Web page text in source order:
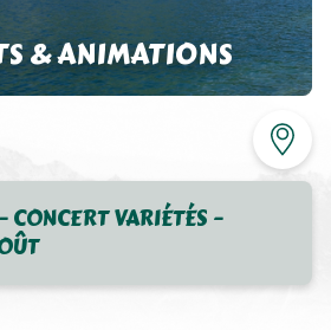
& ANIMATIONS
CONCERT VARIÉTÉS –